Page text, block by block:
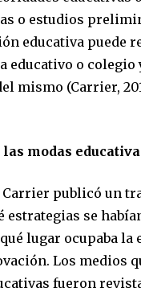
o estudios
educativa puede
educativo o colegio
mismo (Carrier,
modas
Carrier publicó un
estrategias se
lugar ocupaba
Los medios
fueron